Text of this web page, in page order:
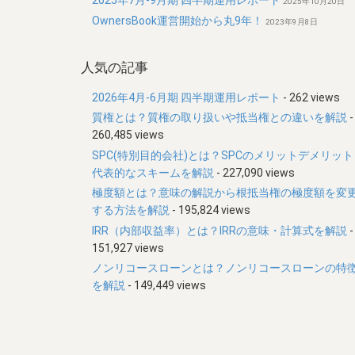
OwnersBook運営開始から丸9年！ 2023年9月8日
人気の記事
2026年4月-6月期 四半期運用レポート - 262 views
質権とは？質権の取り扱いや抵当権との違いを解説 -
260,485 views
SPC(特別目的会社)とは？SPCのメリットデメリット
代表的なスキームを解説 - 227,090 views
極度額とは？意味の解説から根抵当権の極度額を変
する方法を解説 - 195,824 views
IRR（内部収益率）とは？IRRの意味・計算式を解説 -
151,927 views
ノンリコースローンとは？ノンリコースローンの特
を解説 - 149,449 views